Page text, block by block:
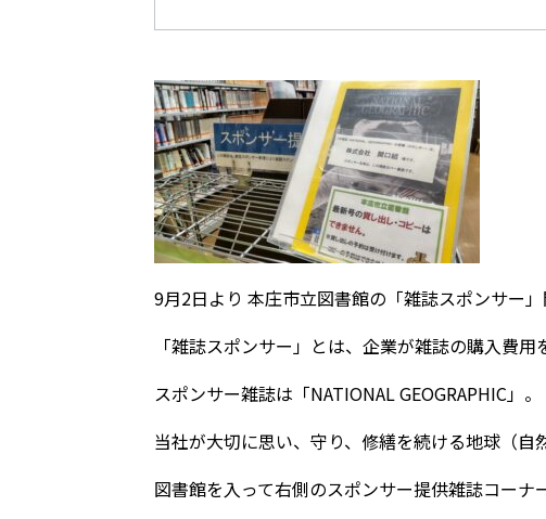
9月2日より 本庄市立図書館の「雑誌スポンサー」
「雑誌スポンサー」とは、企業が雑誌の購入費
スポンサー雑誌は「NATIONAL GEOGRAPHIC」。
当社が大切に思い、守り、修繕を続ける地球（自
図書館を入って右側のスポンサー提供雑誌コーナ